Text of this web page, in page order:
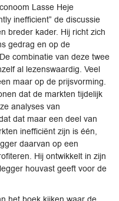
Lasse Heje
inefficient” de discussie
breder kader. Hij richt zich
gedrag en op de
combinatie van deze twee
al lezenswaardig. Veel
maar op de prijsvorming.
dat de markten tijdelijk
analyses van
dat maar een deel van
inefficiënt zijn is één,
daarvan op een
Hij ontwikkelt in zijn
houvast geeft voor de